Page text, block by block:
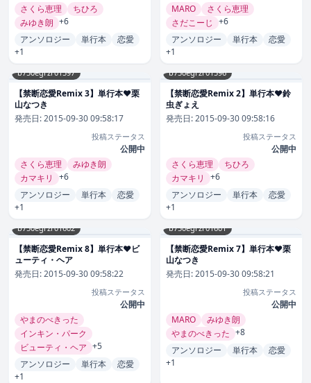
さくら恵理
ちひろ
みゆき朗 +6
アンソロジー
単行本
恋愛
+1
MARO
さくら恵理
さだこーじ +6
アンソロジー
単行本
恋愛
+1
b750egrzr01597
【禁断恋愛Remix 3】単行本❤栗
山なつき
発売日:2015-09-30 09:58:17
投稿ステータス
公開中
さくら恵理
みゆき朗
カマキリ
+6
アンソロジー
単行本
恋愛
+1
b750egrzr01596
【禁断恋愛Remix 2】単行本❤鈴
虫ぎょえ
発売日:2015-09-30 09:58:16
投稿ステータス
公開中
さくら恵理
ちひろ
カマキリ
+6
アンソロジー
単行本
恋愛
+1
b750egrzr01602
【禁断恋愛Remix 8】単行本❤ビ
ューティ・ヘア
発売日:2015-09-30 09:58:22
投稿ステータス
公開中
やまのべきった
インキン・パーク
ビューティ・ヘア +5
アンソロジー
単行本
恋愛
+1
b750egrzr01601
【禁断恋愛Remix 7】単行本❤栗
山なつき
発売日:2015-09-30 09:58:21
投稿ステータス
公開中
MARO
みゆき朗
やまのべきった +8
アンソロジー
単行本
恋愛
+1